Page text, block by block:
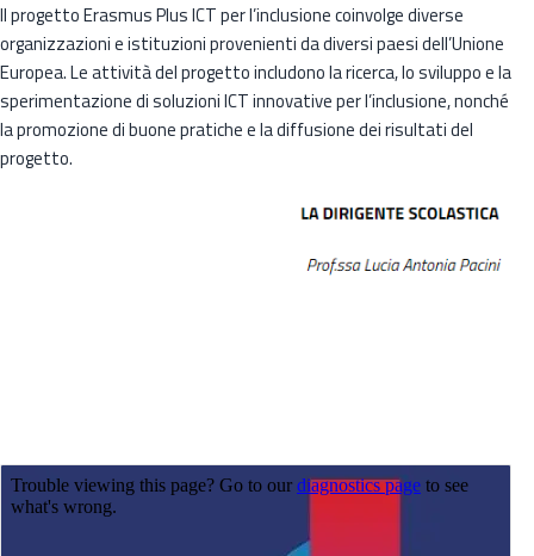
Il progetto Erasmus Plus ICT per l’inclusione coinvolge diverse
organizzazioni e istituzioni provenienti da diversi paesi dell’Unione
Europea. Le attività del progetto includono la ricerca, lo sviluppo e la
sperimentazione di soluzioni ICT innovative per l’inclusione, nonché
la promozione di buone pratiche e la diffusione dei risultati del
progetto.